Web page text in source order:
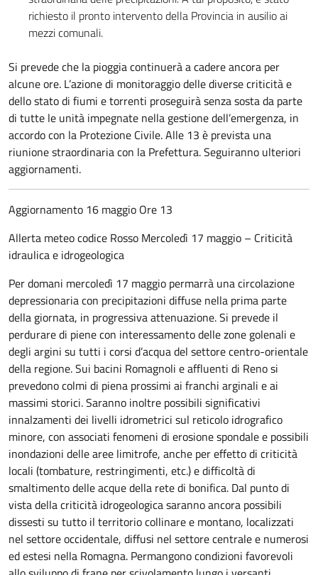
richiesto il pronto intervento della Provincia in ausilio ai
mezzi comunali.
Si prevede che la pioggia continuerà a cadere ancora per
alcune ore. L’azione di monitoraggio delle diverse criticità e
dello stato di fiumi e torrenti proseguirà senza sosta da parte
di tutte le unità impegnate nella gestione dell’emergenza, in
accordo con la Protezione Civile. Alle 13 è prevista una
riunione straordinaria con la Prefettura. Seguiranno ulteriori
aggiornamenti.
Aggiornamento 16 maggio Ore 13
Allerta meteo codice Rosso Mercoledì 17 maggio – Criticità
idraulica e idrogeologica
Per domani mercoledì 17 maggio permarrà una circolazione
depressionaria con precipitazioni diffuse nella prima parte
della giornata, in progressiva attenuazione. Si prevede il
perdurare di piene con interessamento delle zone golenali e
degli argini su tutti i corsi d’acqua del settore centro-orientale
della regione. Sui bacini Romagnoli e affluenti di Reno si
prevedono colmi di piena prossimi ai franchi arginali e ai
massimi storici. Saranno inoltre possibili significativi
innalzamenti dei livelli idrometrici sul reticolo idrografico
minore, con associati fenomeni di erosione spondale e possibili
inondazioni delle aree limitrofe, anche per effetto di criticità
locali (tombature, restringimenti, etc.) e difficoltà di
smaltimento delle acque della rete di bonifica. Dal punto di
vista della criticità idrogeologica saranno ancora possibili
dissesti su tutto il territorio collinare e montano, localizzati
nel settore occidentale, diffusi nel settore centrale e numerosi
ed estesi nella Romagna. Permangono condizioni favorevoli